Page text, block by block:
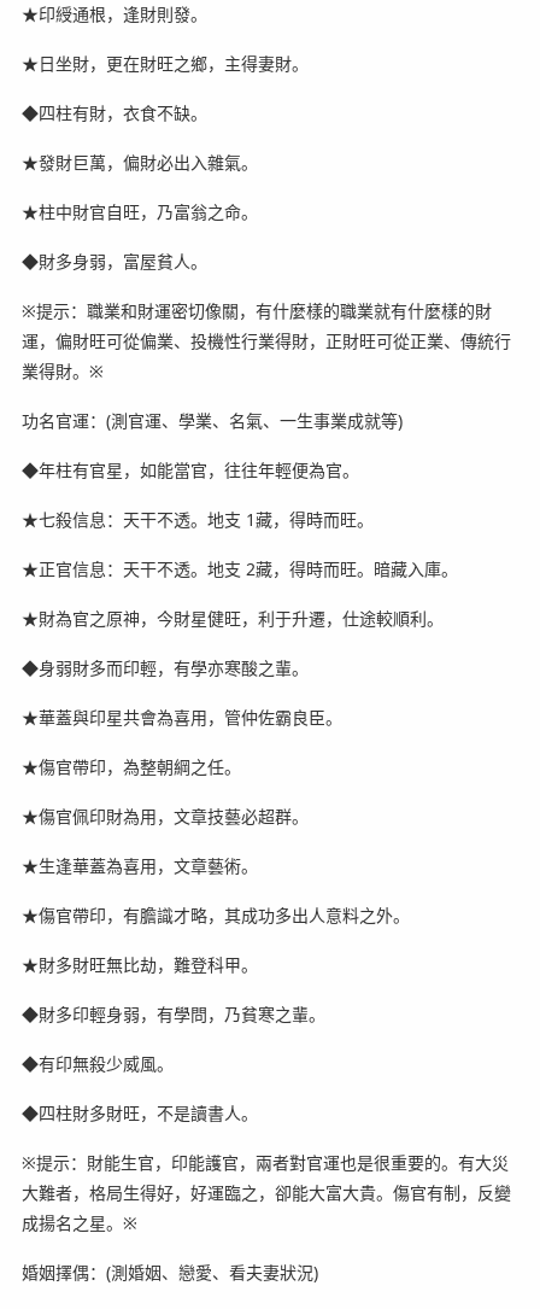
★印綬通根，逢財則發。
★日坐財，更在財旺之鄉，主得妻財。
◆四柱有財，衣食不缺。
★發財巨萬，偏財必出入雜氣。
★柱中財官自旺，乃富翁之命。
◆財多身弱，富屋貧人。
※提示：職業和財運密切像關，有什麼樣的職業就有什麼樣的財
運，偏財旺可從偏業、投機性行業得財，正財旺可從正業、傳統行
業得財。※
功名官運：(測官運、學業、名氣、一生事業成就等)
◆年柱有官星，如能當官，往往年輕便為官。
★七殺信息：天干不透。地支 1藏，得時而旺。
★正官信息：天干不透。地支 2藏，得時而旺。暗藏入庫。
★財為官之原神，今財星健旺，利于升遷，仕途較順利。
◆身弱財多而印輕，有學亦寒酸之輩。
★華蓋與印星共會為喜用，管仲佐霸良臣。
★傷官帶印，為整朝綱之任。
★傷官佩印財為用，文章技藝必超群。
★生逢華蓋為喜用，文章藝術。
★傷官帶印，有膽識才略，其成功多出人意料之外。
★財多財旺無比劫，難登科甲。
◆財多印輕身弱，有學問，乃貧寒之輩。
◆有印無殺少威風。
◆四柱財多財旺，不是讀書人。
※提示：財能生官，印能護官，兩者對官運也是很重要的。有大災
大難者，格局生得好，好運臨之，卻能大富大貴。傷官有制，反變
成揚名之星。※
婚姻擇偶：(測婚姻、戀愛、看夫妻狀況)